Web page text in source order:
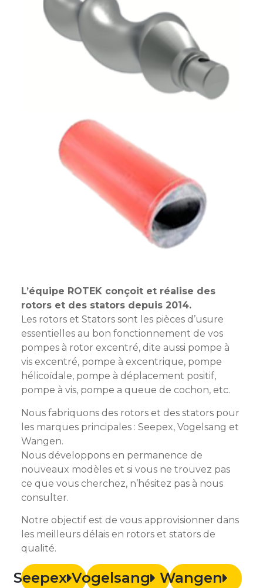
L’équipe ROTEK conçoit et réalise des
rotors et des stators depuis 2014.
Les rotors et Stators sont les pièces d’usure
essentielles au bon fonctionnement de vos
pompes à rotor excentré, dite aussi pompe à
vis excentré, pompe à excentrique, pompe
hélicoïdale, pompe à déplacement positif,
pompe à vis, pompe a queue de cochon, etc.
Nous fabriquons des rotors et des stators pour
les marques principales : Seepex, Vogelsang et
Wangen.
Nous développons en permanence de
nouveaux modèles et si vous ne trouvez pas
ce que vous cherchez, n’hésitez pas à nous
consulter.
Notre objectif est de vous approvisionner dans
les meilleurs délais en rotors et stators de
qualité.
Seepex Vogelsang Wangen